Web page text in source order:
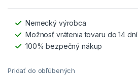
Nemecký výrobca
Možnosť vrátenia tovaru do 14 dní
100% bezpečný nákup
Pridať do obľúbených